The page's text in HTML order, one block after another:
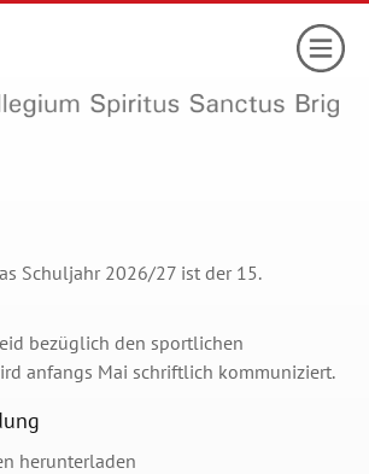
Schuljahr 2026/27 ist der 15.
bezüglich den sportlichen
anfangs Mai schriftlich kommuniziert.
herunterladen